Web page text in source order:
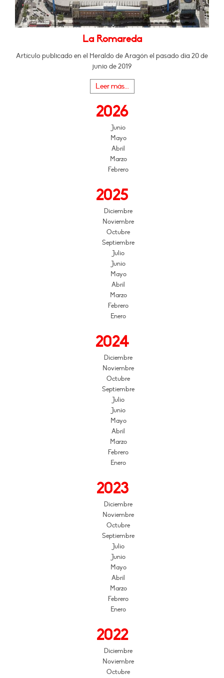
La Romareda
Artículo publicado en el Heraldo de Aragón el pasado día 20 de
junio de 2019
Leer más...
2026
Junio
Mayo
Abril
Marzo
Febrero
2025
Diciembre
Noviembre
Octubre
Septiembre
Julio
Junio
Mayo
Abril
Marzo
Febrero
Enero
2024
Diciembre
Noviembre
Octubre
Septiembre
Julio
Junio
Mayo
Abril
Marzo
Febrero
Enero
2023
Diciembre
Noviembre
Octubre
Septiembre
Julio
Junio
Mayo
Abril
Marzo
Febrero
Enero
2022
Diciembre
Noviembre
Octubre